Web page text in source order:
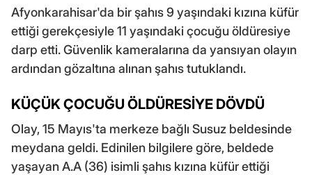
Afyonkarahisar'da bir şahıs 9 yaşındaki kızına küfür
ettiği gerekçesiyle 11 yaşındaki çocuğu öldüresiye
darp etti. Güvenlik kameralarına da yansıyan olayın
ardından gözaltına alınan şahıs tutuklandı.
KÜÇÜK ÇOCUĞU ÖLDÜRESİYE DÖVDÜ
Olay, 15 Mayıs'ta merkeze bağlı Susuz beldesinde
meydana geldi. Edinilen bilgilere göre, beldede
yaşayan A.A (36) isimli şahıs kızına küfür ettiği